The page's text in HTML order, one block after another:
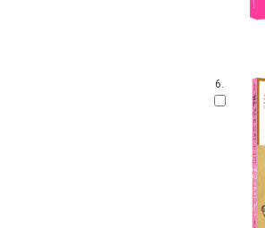
6.